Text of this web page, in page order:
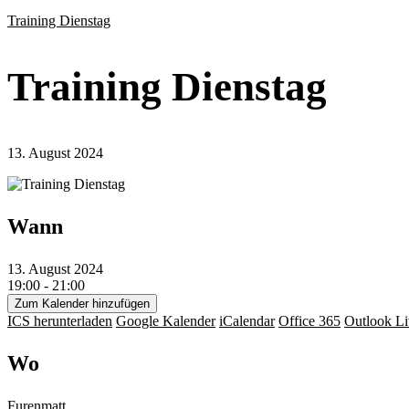
Training Dienstag
Training Dienstag
13. August 2024
Wann
13. August 2024
19:00 - 21:00
Zum Kalender hinzufügen
ICS herunterladen Google Kalender iCalendar Office 365 Outlook
Wo
Furenmatt